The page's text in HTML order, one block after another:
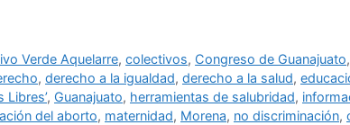
Verde Aquelarre,colectivos, Congreso de Guanajuato,
, derecho a la igualdad, derecho a la salud,
Libres’, Guanajuato, herramientas de salubridad,
del aborto, maternidad, Morena, no discriminación,